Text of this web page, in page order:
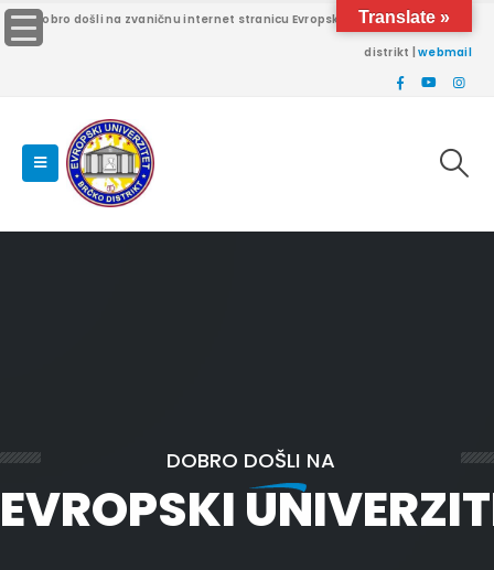
Dobro došli na zvaničnu internet stranicu Evropskog univerziteta Brčko
distrikt |webmail
DOBRO DOŠLI NA
EVROPSKI
Translate »